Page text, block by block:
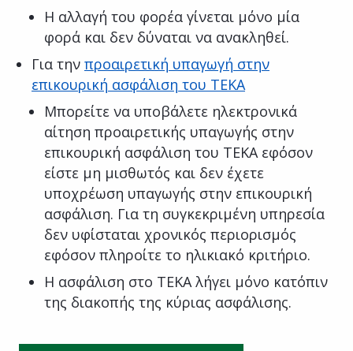
Η αλλαγή του φορέα γίνεται μόνο μία
φορά και δεν δύναται να ανακληθεί.
Για την προαιρετική υπαγωγή στην
επικουρική ασφάλιση του ΤΕΚΑ
Μπορείτε να υποβάλετε ηλεκτρονικά
αίτηση προαιρετικής υπαγωγής στην
επικουρική ασφάλιση του ΤΕΚΑ εφόσον
είστε μη μισθωτός και δεν έχετε
υποχρέωση υπαγωγής στην επικουρική
ασφάλιση. Για τη συγκεκριμένη υπηρεσία
δεν υφίσταται χρονικός περιορισμός
εφόσον πληροίτε το ηλικιακό κριτήριο.
Η ασφάλιση στο ΤΕΚΑ λήγει μόνο κατόπιν
της διακοπής της κύριας ασφάλισης.